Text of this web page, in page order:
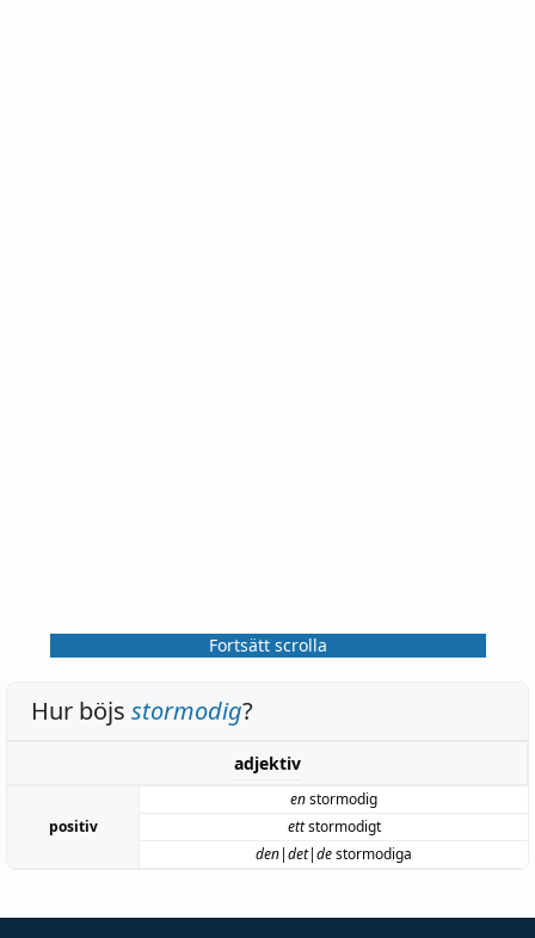
Fortsätt scrolla
Hur böjs stormodig?
adjektiv
positiv
enstormodig
ettstormodigt
den|det|destormodiga